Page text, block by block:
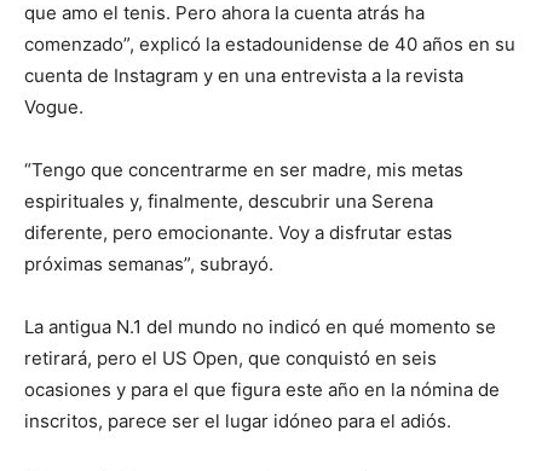
que amo el tenis. Pero ahora la cuenta atrás ha
comenzado”, explicó la estadounidense de 40 años en su
cuenta de Instagram y en una entrevista a la revista
Vogue.
“Tengo que concentrarme en ser madre, mis metas
espirituales y, finalmente, descubrir una Serena
diferente, pero emocionante. Voy a disfrutar estas
próximas semanas”, subrayó.
La antigua N.1 del mundo no indicó en qué momento se
retirará, pero el US Open, que conquistó en seis
ocasiones y para el que figura este año en la nómina de
inscritos, parece ser el lugar idóneo para el adiós.